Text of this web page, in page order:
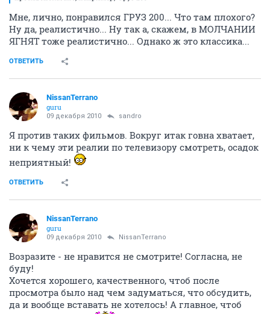
Мне, лично, понравился ГРУЗ 200... Что там плохого?
Ну да, реалистично... Ну так а, скажем, в МОЛЧАНИИ
ЯГНЯТ тоже реалистично... Однако ж это классика...
ОТВЕТИТЬ
NissanTerrano
guru
09 декабря 2010 sandro
Я против таких фильмов. Вокруг итак говна хватает,
ни к чему эти реалии по телевизору смотреть, осадок
неприятный!
ОТВЕТИТЬ
NissanTerrano
guru
09 декабря 2010 NissanTerrano
Возразите - не нравится не смотрите! Согласна, не
буду!
Хочется хорошего, качественного, чтоб после
просмотра было над чем задуматься, что обсудить,
да и вообще вставать не хотелось! А главное, чтоб